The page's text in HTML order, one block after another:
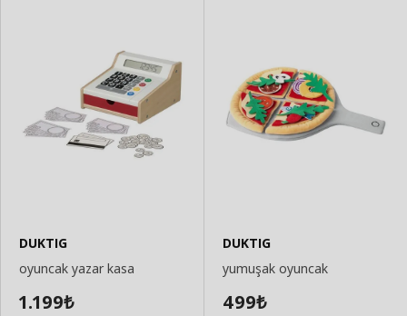
DUKTIG
oyuncak yazar kasa
1.199₺
DUKTIG
yumuşak oyuncak
499₺